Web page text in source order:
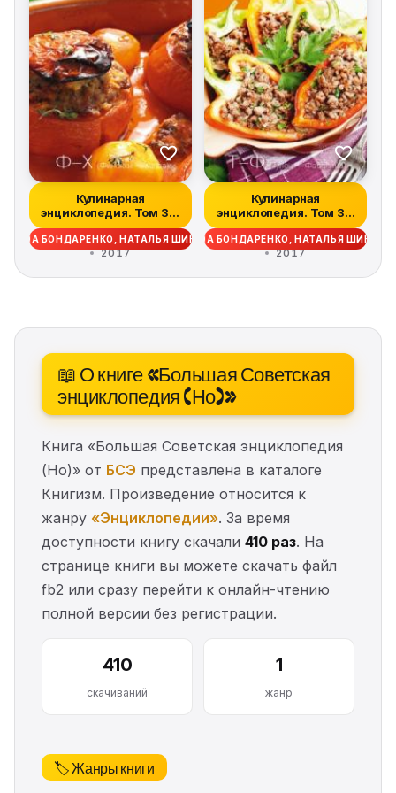
Кулинарная
энциклопедия. Том 38.
Ф – Х (Финокки –...
БОНДАРЕНКО, НАТАЛЬЯ ШИНКАРЁВА
2017
Кулинарная
энциклопедия. Том 37.
Т – Ф (Тунец – Фа...
НАДЕЖДА БОНДАРЕНКО, НАТАЛЬЯ
2017
📖 О книге «Большая Советская
энциклопедия (Но)»
Книга «Большая Советская энциклопедия
(Но)» от БСЭ представлена в каталоге
Книгизм. Произведение относится к
жанру «Энциклопедии». За время
доступности книгу скачали 410 раз. На
странице книги вы можете скачать файл
fb2 или сразу перейти к онлайн-чтению
полной версии без регистрации.
410
скачиваний
1
жанр
🏷️ Жанры книги